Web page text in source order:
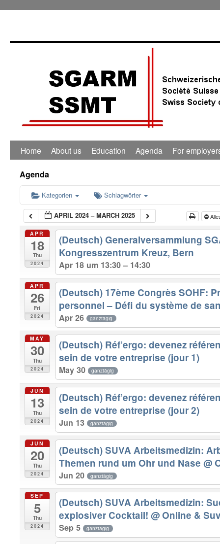
Home About us Education Agenda For
Agenda
Kategorien Schlagwörter
APRIL 2024 – MARCH 2025
APR
18
Thu
2024
(Deutsch) Generalversammlung
Kongresszentrum Kreuz, Bern
Apr 18 um 13:30 – 14:30
APR
26
Fri
2024
(Deutsch) 17ème Congrès SOHF:
personnel – Défi du système de
Apr 26 ganztägig
MAY
30
Thu
2024
(Deutsch) Réf’ergo: devenez
sein de votre entreprise (jour 1)
May 30 ganztägig
JUN
13
Thu
2024
(Deutsch) Réf’ergo: devenez
sein de votre entreprise (jour 2)
Jun 13 ganztägig
JUN
20
Thu
2024
(Deutsch) SUVA Arbeitsmedizin:
Themen rund um Ohr und Nase@
Jun 20 ganztägig
SEP
5
Thu
2024
(Deutsch) SUVA Arbeitsmedizin:
explosiver Cocktail!@ Online &
Sep 5 ganztägig